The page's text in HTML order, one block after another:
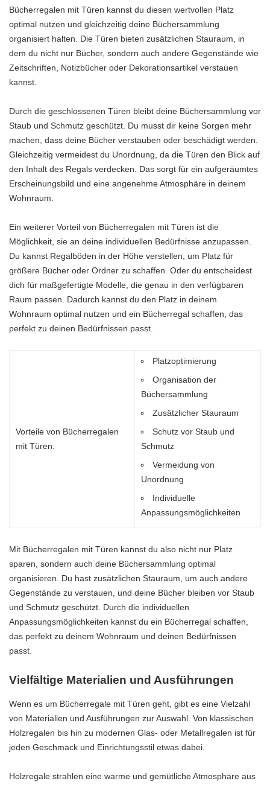
Bücherregalen mit Türen kannst du diesen wertvollen Platz
optimal nutzen und gleichzeitig deine Büchersammlung
organisiert halten. Die Türen bieten zusätzlichen Stauraum, in
dem du nicht nur Bücher, sondern auch andere Gegenstände wie
Zeitschriften, Notizbücher oder Dekorationsartikel verstauen
kannst.
Durch die geschlossenen Türen bleibt deine Büchersammlung vor
Staub und Schmutz geschützt. Du musst dir keine Sorgen mehr
machen, dass deine Bücher verstauben oder beschädigt werden.
Gleichzeitig vermeidest du Unordnung, da die Türen den Blick auf
den Inhalt des Regals verdecken. Das sorgt für ein aufgeräumtes
Erscheinungsbild und eine angenehme Atmosphäre in deinem
Wohnraum.
Ein weiterer Vorteil von Bücherregalen mit Türen ist die
Möglichkeit, sie an deine individuellen Bedürfnisse anzupassen.
Du kannst Regalböden in der Höhe verstellen, um Platz für
größere Bücher oder Ordner zu schaffen. Oder du entscheidest
dich für maßgefertigte Modelle, die genau in den verfügbaren
Raum passen. Dadurch kannst du den Platz in deinem
Wohnraum optimal nutzen und ein Bücherregal schaffen, das
perfekt zu deinen Bedürfnissen passt.
Vorteile von Bücherregalen
mit Türen:
Platzoptimierung
Organisation der
Büchersammlung
Zusätzlicher Stauraum
Schutz vor Staub und
Schmutz
Vermeidung von
Unordnung
Individuelle
Anpassungsmöglichkeiten
Mit Bücherregalen mit Türen kannst du also nicht nur Platz
sparen, sondern auch deine Büchersammlung optimal
organisieren. Du hast zusätzlichen Stauraum, um auch andere
Gegenstände zu verstauen, und deine Bücher bleiben vor Staub
und Schmutz geschützt. Durch die individuellen
Anpassungsmöglichkeiten kannst du ein Bücherregal schaffen,
das perfekt zu deinem Wohnraum und deinen Bedürfnissen
passt.
Vielfältige Materialien und Ausführungen
Wenn es um Bücherregale mit Türen geht, gibt es eine Vielzahl
von Materialien und Ausführungen zur Auswahl. Von klassischen
Holzregalen bis hin zu modernen Glas- oder Metallregalen ist für
jeden Geschmack und Einrichtungsstil etwas dabei.
Holzregale strahlen eine warme und gemütliche Atmosphäre aus